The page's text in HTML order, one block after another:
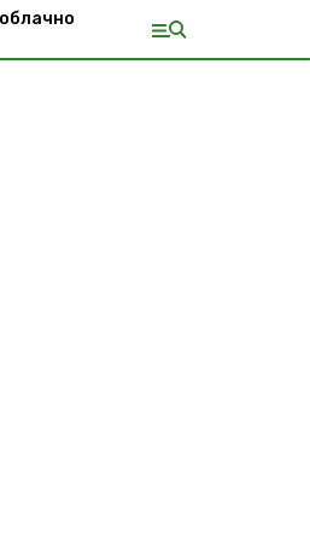
облачно